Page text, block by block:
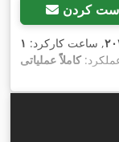
کردن
, ساعت کارکرد:
کاملاً عملیاتی